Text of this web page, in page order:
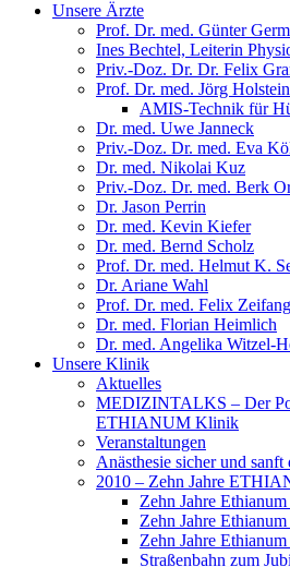
Unsere Ärzte
Prof. Dr. med. Günter
Ines Bechtel, Leiterin
Priv.-Doz. Dr. Dr. Felix
Prof. Dr. med. Jörg Holstein
AMIS-Technik für
Dr. med. Uwe Janneck
Priv.-Doz. Dr. med. Eva
Dr. med. Nikolai Kuz
Priv.-Doz. Dr. med. Berk
Dr. Jason Perrin
Dr. med. Kevin Kiefer
Dr. med. Bernd Scholz
Prof. Dr. med. Helmut K.
Dr. Ariane Wahl
Prof. Dr. med. Felix Zeifang
Dr. med. Florian Heimlich
Dr. med. Angelika Witzel-
Unsere Klinik
Aktuelles
MEDIZINTALKS – Der
ETHIANUM Klinik
Veranstaltungen
Anästhesie sicher und
2010 – Zehn Jahre
Zehn Jahre
Zehn Jahre
Zehn Jahre
Straßenbahn zum